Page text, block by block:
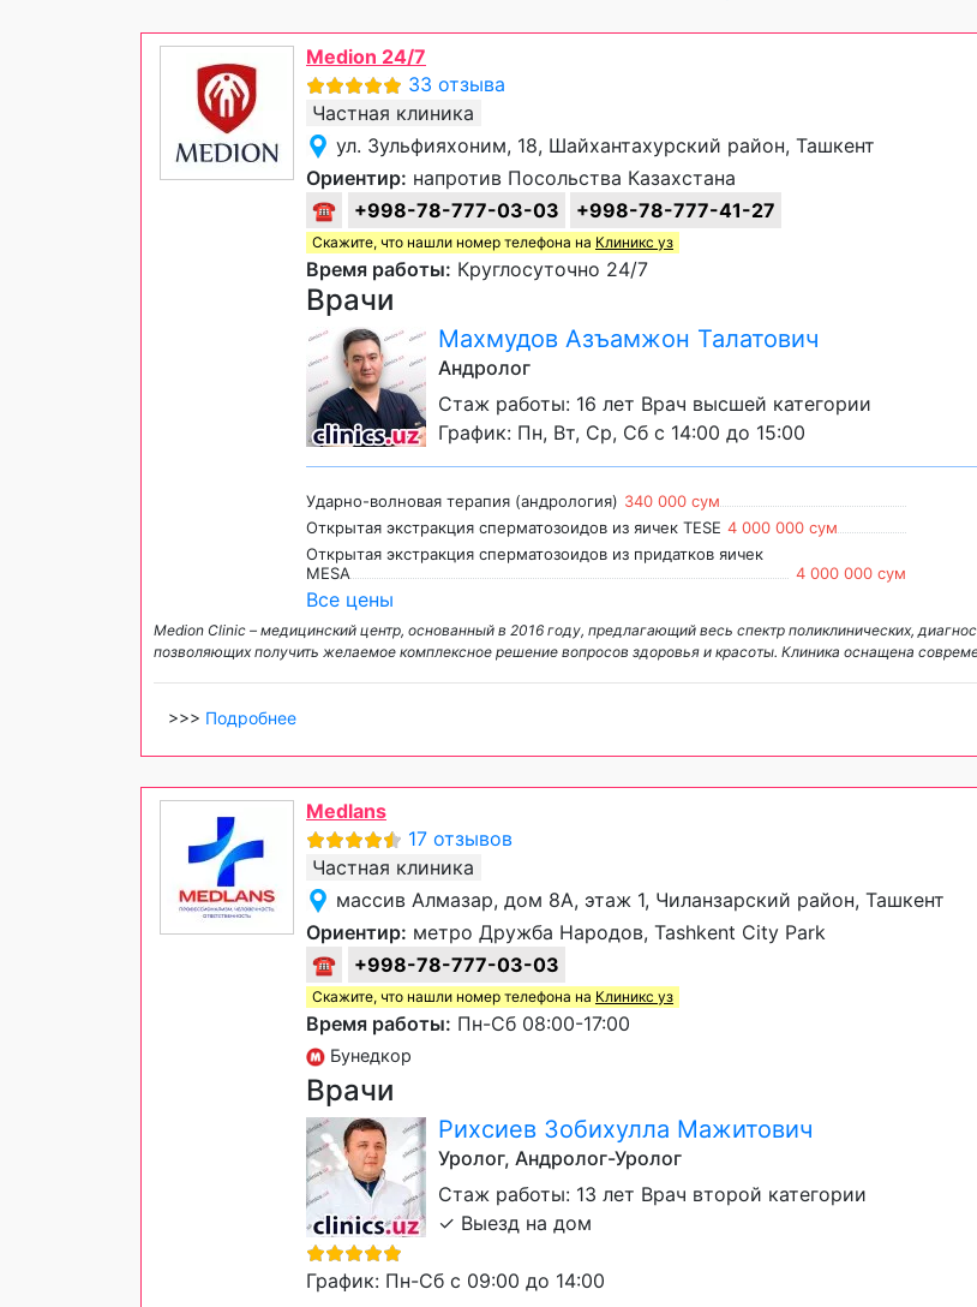
Medion 24/7
33 отзыва
Частная клиника
ул. Зульфияхоним, 18, Шайхантахурский район, Ташкент
Ориентир: напротив Посольства Казахстана
☎
+998-78-777-03-03 +998-78-777-41-27
Скажите, что нашли номер телефона на Клиникс уз
Время работы: Круглосуточно 24/7
Врачи
Махмудов Азъамжон Талатович
Андролог
Стаж работы: 16 лет Врач высшей категории
График: Пн, Вт, Ср, Сб с 14:00 до 15:00
Ударно-волновая терапия (андрология) 340 000 сум
Открытая экстракция сперматозоидов из яичек TESE 4 000 000 сум
Открытая экстракция сперматозоидов из придатков яичек
МESА
4 000 000 сум
Все цены
Medion Сlinic – медицинский центр, основанный в 2016 году, предлагающий весь спектр поликлинических,
позволяющих получить желаемое комплексное решение вопросов здоровья и красоты. Клиника оснащена
>>> Подробнее
Medlans
17 отзывов
Частная клиника
массив Алмазар, дом 8А, этаж 1, Чиланзарский район, Ташкент
Ориентир: метро Дружба Народов, Tashkent City Park
☎
+998-78-777-03-03
Скажите, что нашли номер телефона на Клиникс уз
Время работы: Пн-Сб 08:00-17:00
Бунедкор
Врачи
Рихсиев Зобихулла Мажитович
Уролог, Андролог-Уролог
Стаж работы: 13 лет Врач второй категории
✓ Выезд на дом
График: Пн-Сб с 09:00 до 14:00